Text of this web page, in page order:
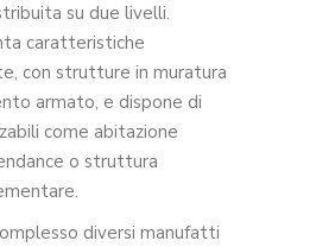
su due livelli.
caratteristiche
con strutture in muratura
armato, e dispone di
come abitazione
o struttura
diversi manufatti